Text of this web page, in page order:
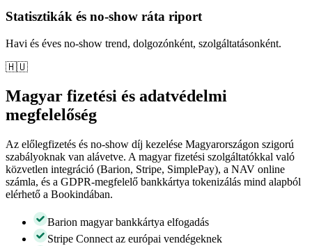
Statisztikák és no-show ráta riport
Havi és éves no-show trend, dolgozónként, szolgáltatásonként.
🇭🇺
Magyar fizetési és adatvédelmi
megfelelőség
Az előlegfizetés és no-show díj kezelése Magyarországon szigorú
szabályoknak van alávetve. A magyar fizetési szolgáltatókkal való
közvetlen integráció (Barion, Stripe, SimplePay), a NAV online
számla, és a GDPR-megfelelő bankkártya tokenizálás mind alapból
elérhető a Bookindában.
Barion magyar bankkártya elfogadás
Stripe Connect az európai vendégeknek